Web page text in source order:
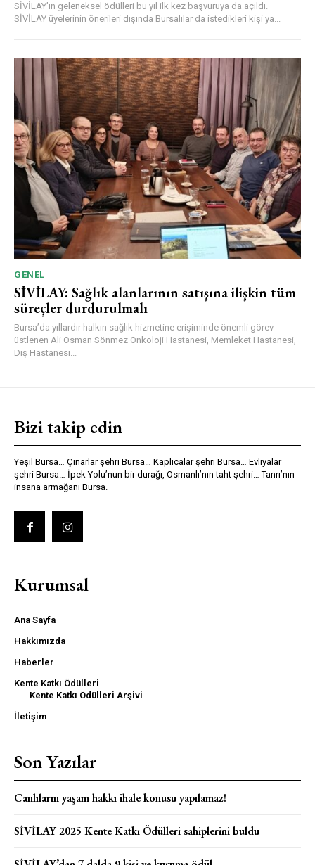
SİVİLAY’ın geleneksel ödülleri bu yıl ilk kez başvuruya da açıldı.
SİVİLAY üyelerinin önerileri dışında Bursalılar da istedikleri kişi ya...
GENEL
SİVİLAY: Sağlık alanlarının satışına ilişkin tüm
süreçler durdurulmalı
Bursa’da yıllardır halkın sağlık hizmetine erişiminde önemli görev
üstlenen Ali Osman Sönmez Onkoloji Hastanesi, Memleket Hastanesi,
Diş Hastanesi...
Bizi takip edin
Yeşil Bursa… Çınarlar şehri Bursa… Kaplıcalar şehri Bursa… Evliyalar
şehri Bursa… İpek Yolu’nun bir durağı, Osmanlı’nın taht şehri… Tanrı’nın
insana armağanı Bursa.
Kurumsal
Ana Sayfa
Hakkımızda
Haberler
Kente Katkı Ödülleri
Kente Katkı Ödülleri Arşivi
İletişim
Son Yazılar
Canlıların yaşam hakkı ihale konusu yapılamaz!
SİVİLAY 2025 Kente Katkı Ödülleri sahiplerini buldu